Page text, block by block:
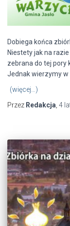
Dobiega końca
Niestety jak na
zebrana do tej pory
Jednak wierzymy w
(więcej…)
Przez Redakcja, 4